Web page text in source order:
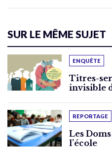
SUR LE MÊME SUJET
ENQUÊTE
Titres-
invisible
REPORTAGE
Les
l’école